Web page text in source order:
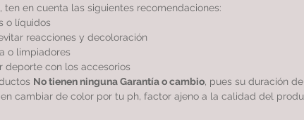
en cuenta las siguientes recomendaciones:
o líquidos
reacciones y decoloración
o limpiadores
deporte con los accesorios
No tienen ninguna Garantía o cambio, pues su duración
cambiar de color por tu ph, factor ajeno a la calidad del